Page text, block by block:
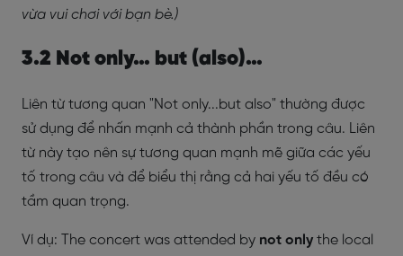
vừa vui chơi với bạn bè.)
3.2 Not only… but (also)…
Liên từ tương quan "Not only...but also" thường được
sử dụng để nhấn mạnh cả thành phần trong câu. Liên
từ này tạo nên sự tương quan mạnh mẽ giữa các yếu
tố trong câu và để biểu thị rằng cả hai yếu tố đều có
tầm quan trọng.
Ví dụ: The concert was attended by not only the local